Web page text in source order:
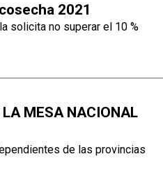
2021
solicita no superar el 10 %
MESA NACIONAL
de las provincias